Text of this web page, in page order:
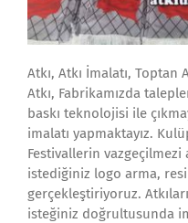
Atkı, Atkı İmalatı, Toptan
Atkı, Fabrikamızda
baskı teknolojisi ile
imalatı yapmaktayız.
Festivallerin vazgeçilmezi
istediğiniz logo arma,
gerçekleştiriyoruz.
isteğiniz doğrultusunda